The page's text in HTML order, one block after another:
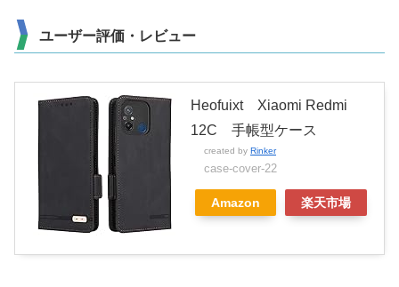
ユーザー評価・レビュー
Heofuixt Xiaomi Redmi
12C 手帳型ケース
created by Rinker
case-cover-22
Amazon 楽天市場